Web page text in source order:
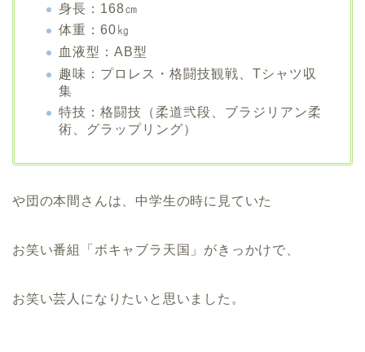
身長：168㎝
体重：60㎏
血液型：AB型
趣味：プロレス・格闘技観戦、Tシャツ収
集
特技：格闘技（柔道弐段、ブラジリアン柔
術、グラップリング）
や団の本間さんは、中学生の時に見ていた
お笑い番組「ボキャブラ天国」がきっかけで、
お笑い芸人になりたいと思いました。